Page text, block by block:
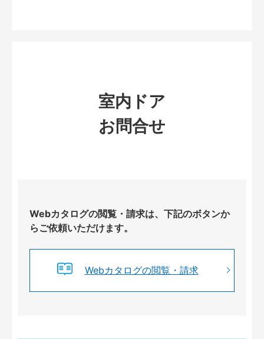
室内ドア
お問合せ
Webカタログの閲覧・請求は、下記のボタンか
らご依頼いただけます。
Webカタログの閲覧・請求